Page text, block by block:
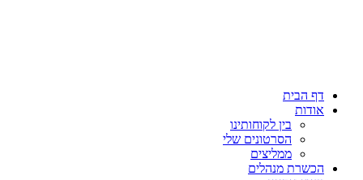
דף הבית
אודות
בין לקוחותינו
הסרטונים שלי
ממליצים
הכשרת מנהלים